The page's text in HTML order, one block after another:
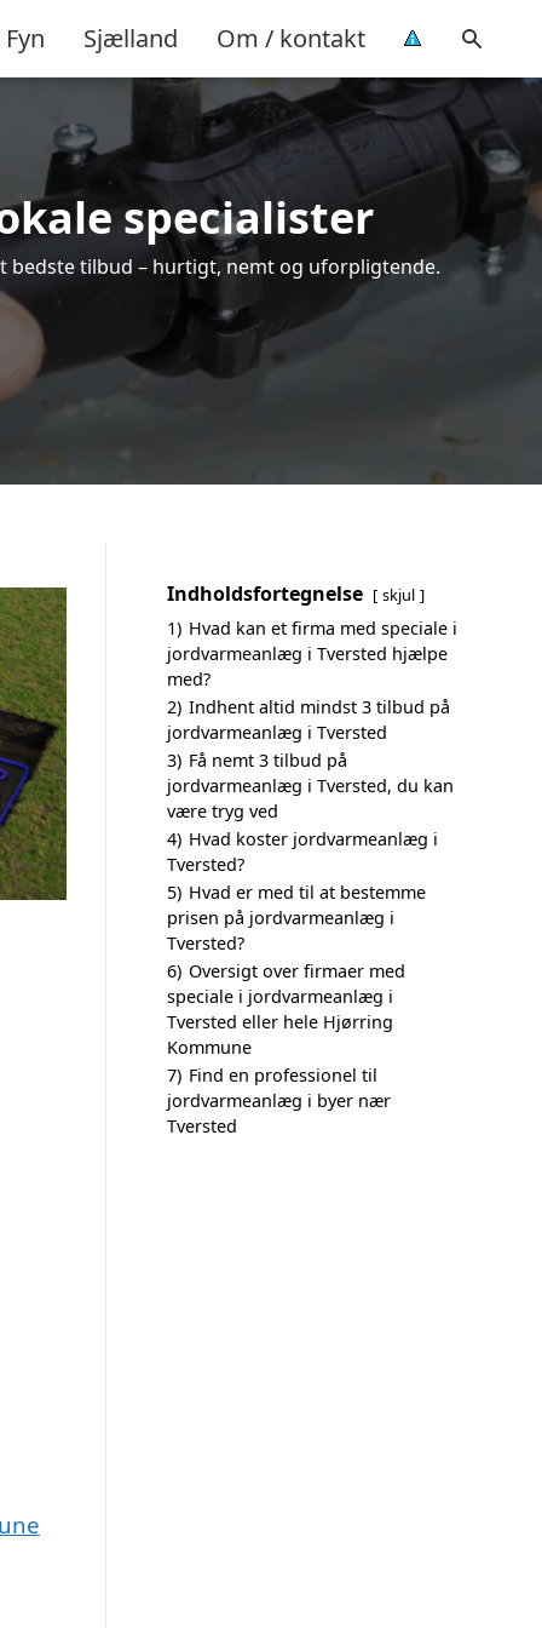
Fyn Sjælland Om / kontakt
specialister
tilbud – hurtigt, nemt og uforpligtende.
Indholdsfortegnelse skjul
1) Hvad kan et firma med speciale i
jordvarmeanlæg i Tversted hjælpe
med?
2) Indhent altid mindst 3 tilbud på
jordvarmeanlæg i Tversted
3) Få nemt 3 tilbud på
jordvarmeanlæg i Tversted, du kan
være tryg ved
4) Hvad koster jordvarmeanlæg i
Tversted?
5) Hvad er med til at bestemme
prisen på jordvarmeanlæg i
Tversted?
6) Oversigt over firmaer med
speciale i jordvarmeanlæg i
Tversted eller hele Hjørring
Kommune
7) Find en professionel til
jordvarmeanlæg i byer nær
Tversted